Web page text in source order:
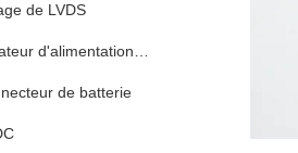
de LVDS
d'alimentation CC
de batterie